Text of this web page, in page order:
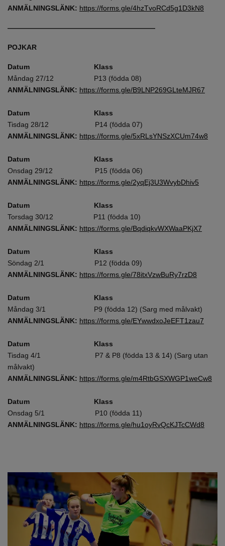
ANMÄLNINGSLÄNK: https://forms.gle/4hzTvoRCd5g1D3kN8
—————————————————————
POJKAR
Datum Klass
Måndag 27/12 P13 (födda 08)
ANMÄLNINGSLÄNK: https://forms.gle/B9LNP269GLteMJR67
Datum Klass
Tisdag 28/12 P14 (födda 07)
ANMÄLNINGSLÄNK: https://forms.gle/5xRLsYNSzXCUm74w8
Datum Klass
Onsdag 29/12 P15 (födda 06)
ANMÄLNINGSLÄNK: https://forms.gle/2yqEj3U3WvybDhiv5
Datum Klass
Torsdag 30/12 P11 (födda 10)
ANMÄLNINGSLÄNK: https://forms.gle/BqdiqkvWXWaaPKjX7
Datum Klass
Söndag 2/1 P12 (födda 09)
ANMÄLNINGSLÄNK: https://forms.gle/78itxVzwBuRy7rzD8
Datum Klass
Måndag 3/1 P9 (födda 12) (Sarg med målvakt)
ANMÄLNINGSLÄNK: https://forms.gle/EYwwdxoJeEFT1zau7
Datum Klass
Tisdag 4/1 P7 & P8 (födda 13 & 14) (Sarg utan
målvakt)
ANMÄLNINGSLÄNK: https://forms.gle/m4RtbGSXWGP1weCw8
Datum Klass
Onsdag 5/1 P10 (födda 11)
ANMÄLNINGSLÄNK: https://forms.gle/hu1oyRvQcKJTcCWd8